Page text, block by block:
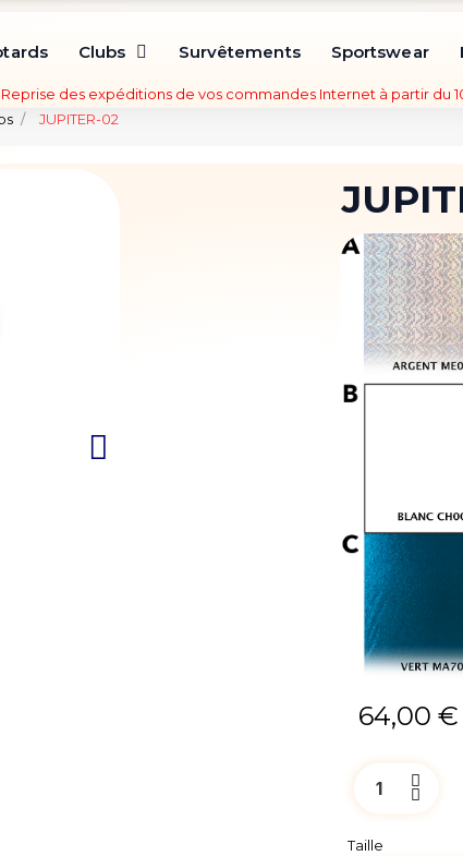
Clubs Survêtements Sportswear
des expéditions de vos commandes Internet à partir du
JUPITER-02
64,00 €
Taille